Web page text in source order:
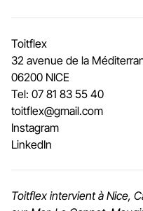
Toitflex
32 avenue de la
06200 NICE
Tel: 07 81 83 55 40
toitflex@gmail.com
Instagram
LinkedIn
Toitflex intervient à Nice,